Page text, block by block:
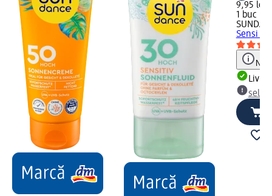
9,95 lei
1 buc
Sensi
Notă